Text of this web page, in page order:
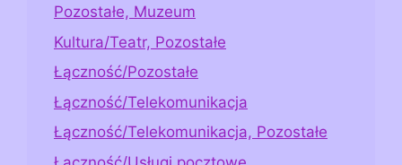
Pozostałe, Muzeum
Kultura/Teatr, Pozostałe
Łączność/Pozostałe
Łączność/Telekomunikacja
Łączność/Telekomunikacja, Pozostałe